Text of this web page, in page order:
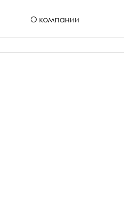
О компании